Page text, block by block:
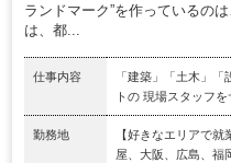
ランドマーク”を作っているの
は、都...
仕事内容
「建築」「土木」
トの 現場スタッフ
勤務地
【好きなエリアで
屋、大阪、広島、福